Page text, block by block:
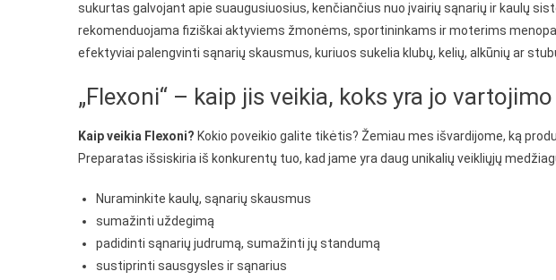
sukurtas galvojant apie suaugusiuosius, kenčiančius nuo įvairių sąnarių ir kaulų
rekomenduojama fiziškai aktyviems žmonėms, sportininkams ir moterims
efektyviai palengvinti sąnarių skausmus, kuriuos sukelia klubų, kelių, alkūnių ar
„Flexoni“ – kaip jis veikia, koks yra jo
Kaip veikia Flexoni? Kokio poveikio galite tikėtis? Žemiau mes išvardijome, ką
Preparatas išsiskiria iš konkurentų tuo, kad jame yra daug unikalių veikliųjų
Nuraminkite kaulų, sąnarių skausmus
sumažinti uždegimą
padidinti sąnarių judrumą, sumažinti jų standumą
sustiprinti sausgysles ir sąnarius